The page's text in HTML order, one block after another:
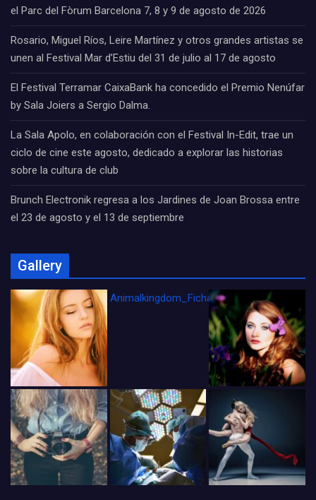
el Parc del Fòrum Barcelona 7, 8 y 9 de agosto de 2026
Rosario, Miguel Ríos, Leire Martínez y otros grandes artistas se
unen al Festival Mar d’Estiu del 31 de julio al 17 de agosto
El Festival Terramar CaixaBank ha concedido el Premio Nenúfar
by Sala Joiers a Sergio Dalma.
La Sala Apolo, en colaboración con el Festival In-Edit, trae un
ciclo de cine este agosto, dedicado a explorar las historias
sobre la cultura de club
Brunch Electronik regresa a los Jardines de Joan Brossa entre
el 23 de agosto y el 13 de septiembre
Gallery
Animalkingdom_FichaCine